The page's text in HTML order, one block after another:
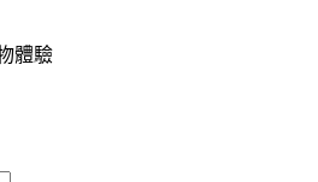
體驗